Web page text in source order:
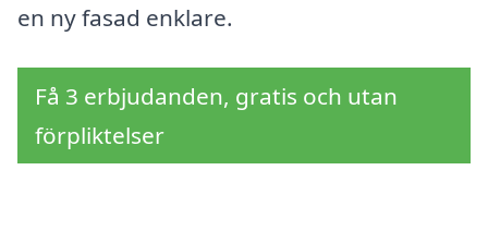
en ny fasad enklare.
Få 3 erbjudanden, gratis och utan
förpliktelser